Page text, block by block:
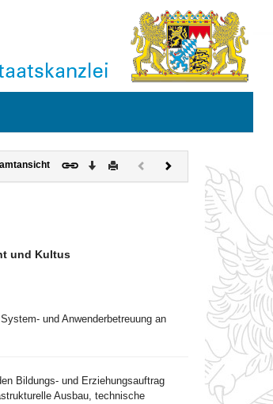
Download
DruckenVorherigesNächstes
Dokument
und Kultus
und Anwenderbetreuung an
Bildungs- und Erziehungsauftrag
Ausbau, technische